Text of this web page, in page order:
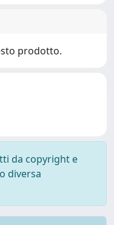
prodotto.
da copyright e
diversa